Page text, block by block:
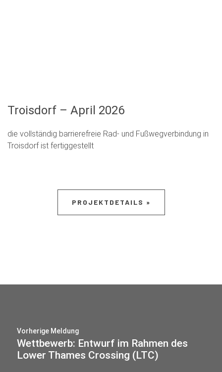
Troisdorf – April 2026
die vollständig barrierefreie Rad- und Fußwegverbindung in
Troisdorf ist fertiggestellt
PROJEKTDETAILS »
Vorherige Meldung
Wettbewerb: Entwurf im Rahmen des
Lower Thames Crossing (LTC)